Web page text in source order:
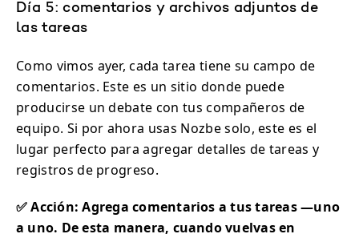
Día 5: comentarios y archivos adjuntos de
las tareas
Como vimos ayer, cada tarea tiene su campo de
comentarios. Este es un sitio donde puede
producirse un debate con tus compañeros de
equipo. Si por ahora usas Nozbe solo, este es el
lugar perfecto para agregar detalles de tareas y
registros de progreso.
✅ Acción: Agrega comentarios a tus tareas —uno
a uno. De esta manera, cuando vuelvas en